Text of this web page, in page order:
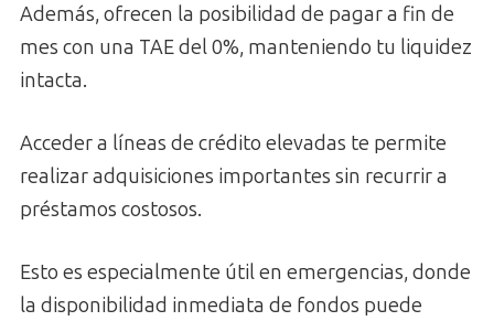
Además, ofrecen la posibilidad de pagar a fin de
mes con una TAE del 0%, manteniendo tu liquidez
intacta.
Acceder a líneas de crédito elevadas te permite
realizar adquisiciones importantes sin recurrir a
préstamos costosos.
Esto es especialmente útil en emergencias, donde
la disponibilidad inmediata de fondos puede